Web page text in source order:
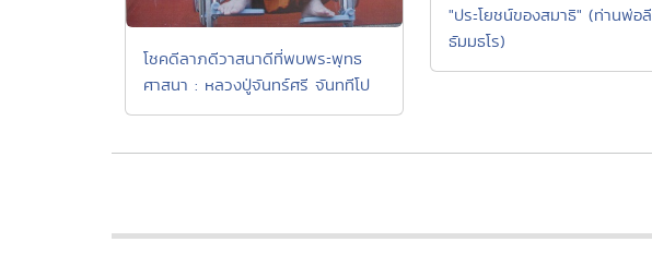
โชคดีลาภดีวาสนาดีที่พบพระพุทธ
ศาสนา : หลวงปู่จันทร์ศรี จันททีโป
"ประโยชน์ของสมาธิ" (ท่านพ่อลี
ธัมมธโร)